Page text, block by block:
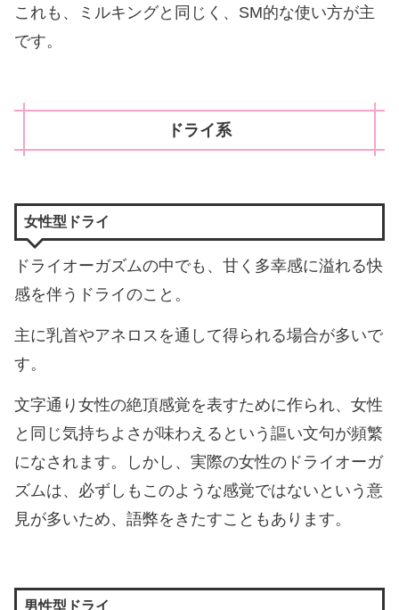
これも、ミルキングと同じく、SM的な使い方が主
です。
ドライ系
女性型ドライ
ドライオーガズムの中でも、甘く多幸感に溢れる快
感を伴うドライのこと。
主に乳首やアネロスを通して得られる場合が多いで
す。
文字通り女性の絶頂感覚を表すために作られ、女性
と同じ気持ちよさが味わえるという謳い文句が頻繁
になされます。しかし、実際の女性のドライオーガ
ズムは、必ずしもこのような感覚ではないという意
見が多いため、語弊をきたすこともあります。
男性型ドライ